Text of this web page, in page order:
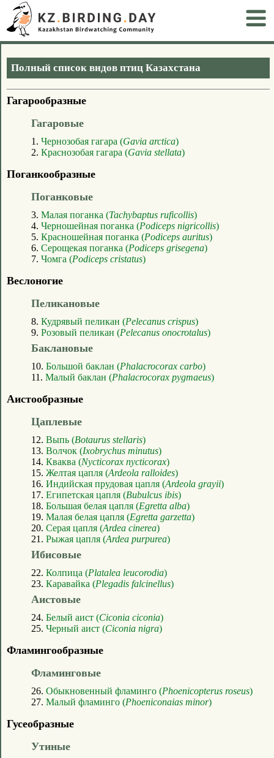
Полный список видов птиц Казахстана
Гагарообразные
Гагаровые
1. Чернозобая гагара (Gavia arctica)
2. Краснозобая гагара (Gavia stellata)
Поганкообразные
Поганковые
3. Малая поганка (Tachybaptus ruficollis)
4. Черношейная поганка (Podiceps nigricollis)
5. Красношейная поганка (Podiceps auritus)
6. Серощекая поганка (Podiceps grisegena)
7. Чомга (Podiceps cristatus)
Веслоногие
Пеликановые
8. Кудрявый пеликан (Pelecanus crispus)
9. Розовый пеликан (Pelecanus onocrotalus)
Баклановые
10. Большой баклан (Phalacrocorax carbo)
11. Малый баклан (Phalacrocorax pygmaeus)
Аистообразные
Цаплевые
12. Выпь (Botaurus stellaris)
13. Волчок (Ixobrychus minutus)
14. Кваква (Nycticorax nycticorax)
15. Желтая цапля (Ardeola ralloides)
16. Индийская прудовая цапля (Ardeola grayii)
17. Египетская цапля (Bubulcus ibis)
18. Большая белая цапля (Egretta alba)
19. Малая белая цапля (Egretta garzetta)
20. Серая цапля (Ardea cinerea)
21. Рыжая цапля (Ardea purpurea)
Ибисовые
22. Колпица (Platalea leucorodia)
23. Каравайка (Plegadis falcinellus)
Аистовые
24. Белый аист (Ciconia ciconia)
25. Черный аист (Ciconia nigra)
Фламингообразные
Фламинговые
26. Обыкновенный фламинго (Phoenicopterus roseus)
27. Малый фламинго (Phoeniconaias minor)
Гусеобразные
Утиные